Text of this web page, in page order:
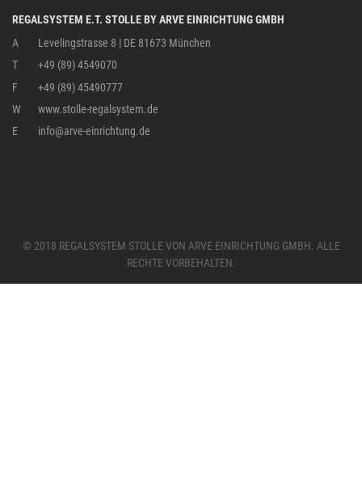
REGALSYSTEM E.T. STOLLE BY ARVE EINRICHTUNG GMBH
A
Levelingstrasse 8 | DE 81673 München
T
+49 (89) 4549070
F
+49 (89) 45490777
W
www.stolle-regalsystem.de
E
info@arve-einrichtung.de
© 2018 REGALSYSTEM STOLLE VON ARVE EINRICHTUNG GMBH. ALLE
RECHTE VORBEHALTEN.